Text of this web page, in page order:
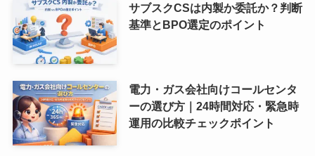
サブスクCSは内製か委託か？判断
基準とBPO選定のポイント
電力・ガス会社向けコールセンタ
ーの選び方｜24時間対応・緊急時
運用の比較チェックポイント